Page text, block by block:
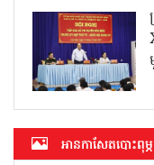
អាន​កាសែត​បោះពុម្ភ